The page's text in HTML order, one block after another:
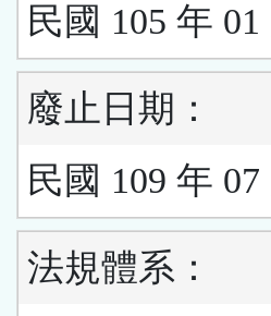
民國 105 年 01
廢止日期：
民國 109 年 07
法規體系：